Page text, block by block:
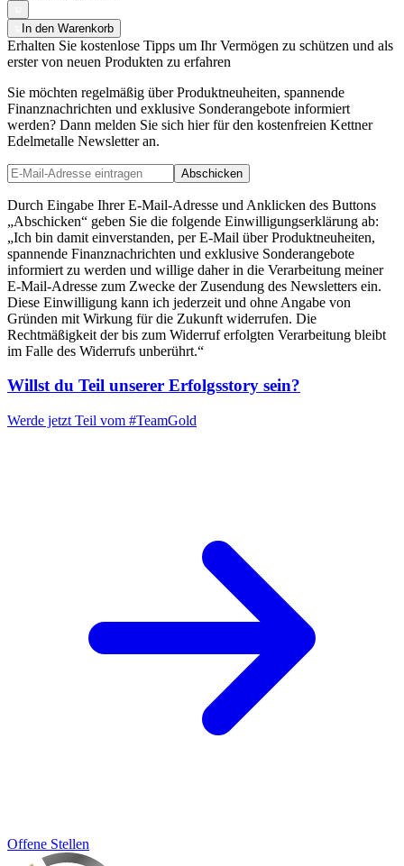
In den Warenkorb
Erhalten Sie kostenlose Tipps um Ihr Vermögen zu schützen und als
erster von neuen Produkten zu erfahren
Sie möchten regelmäßig über Produktneuheiten, spannende
Finanznachrichten und exklusive Sonderangebote informiert
werden? Dann melden Sie sich hier für den kostenfreien Kettner
Edelmetalle Newsletter an.
Abschicken
Durch Eingabe Ihrer E-Mail-Adresse und Anklicken des Buttons
„Abschicken“ geben Sie die folgende Einwilligungserklärung ab:
„Ich bin damit einverstanden, per E-Mail über Produktneuheiten,
spannende Finanznachrichten und exklusive Sonderangebote
informiert zu werden und willige daher in die Verarbeitung meiner
E-Mail-Adresse zum Zwecke der Zusendung des Newsletters ein.
Diese Einwilligung kann ich jederzeit und ohne Angabe von
Gründen mit Wirkung für die Zukunft widerrufen. Die
Rechtmäßigkeit der bis zum Widerruf erfolgten Verarbeitung bleibt
im Falle des Widerrufs unberührt.“
Willst du Teil unserer Erfolgsstory sein?
Werde jetzt Teil vom #TeamGold
Offene Stellen